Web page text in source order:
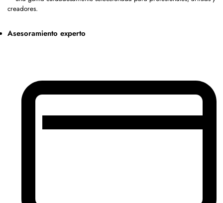
creadores.
Asesoramiento experto